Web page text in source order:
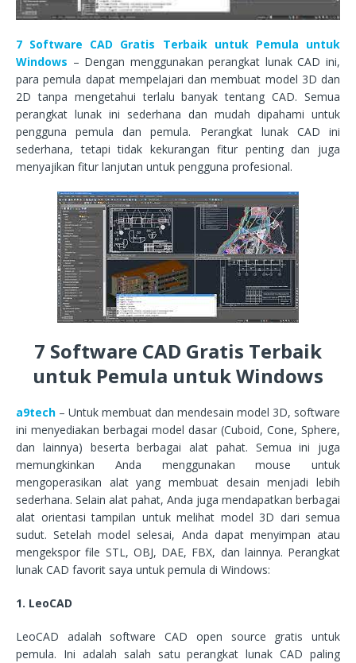
7 Software CAD Gratis Terbaik untuk Pemula untuk
Windows – Dengan menggunakan perangkat lunak CAD ini,
para pemula dapat mempelajari dan membuat model 3D dan
2D tanpa mengetahui terlalu banyak tentang CAD. Semua
perangkat lunak ini sederhana dan mudah dipahami untuk
pengguna pemula dan pemula. Perangkat lunak CAD ini
sederhana, tetapi tidak kekurangan fitur penting dan juga
menyajikan fitur lanjutan untuk pengguna profesional.
7 Software CAD Gratis Terbaik
untuk Pemula untuk Windows
a9tech – Untuk membuat dan mendesain model 3D, software
ini menyediakan berbagai model dasar (Cuboid, Cone, Sphere,
dan lainnya) beserta berbagai alat pahat. Semua ini juga
memungkinkan Anda menggunakan mouse untuk
mengoperasikan alat yang membuat desain menjadi lebih
sederhana. Selain alat pahat, Anda juga mendapatkan berbagai
alat orientasi tampilan untuk melihat model 3D dari semua
sudut. Setelah model selesai, Anda dapat menyimpan atau
mengekspor file STL, OBJ, DAE, FBX, dan lainnya. Perangkat
lunak CAD favorit saya untuk pemula di Windows:
1. LeoCAD
LeoCAD adalah software CAD open source gratis untuk
pemula. Ini adalah salah satu perangkat lunak CAD paling